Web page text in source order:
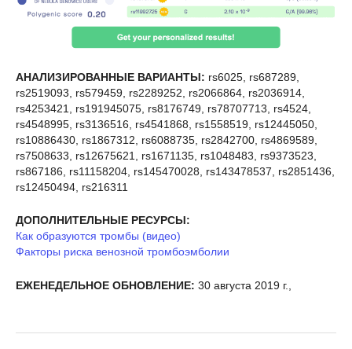
АНАЛИЗИРОВАННЫЕ ВАРИАНТЫ: rs6025, rs687289,
rs2519093, rs579459, rs2289252, rs2066864, rs2036914,
rs4253421, rs191945075, rs8176749, rs78707713, rs4524,
rs4548995, rs3136516, rs4541868, rs1558519, rs12445050,
rs10886430, rs1867312, rs6088735, rs2842700, rs4869589,
rs7508633, rs12675621, rs1671135, rs1048483, rs9373523,
rs867186, rs11158204, rs145470028, rs143478537, rs2851436,
rs12450494, rs216311
ДОПОЛНИТЕЛЬНЫЕ РЕСУРСЫ:
Как образуются тромбы (видео)
Факторы риска венозной тромбоэмболии
ЕЖЕНЕДЕЛЬНОЕ ОБНОВЛЕНИЕ: 30 августа 2019 г.,